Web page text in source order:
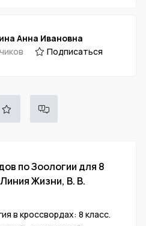
Анна Ивановна
Подписаться
по Зоологии для 8
Жизни, В. В.
в кроссвордах: 8 класс.